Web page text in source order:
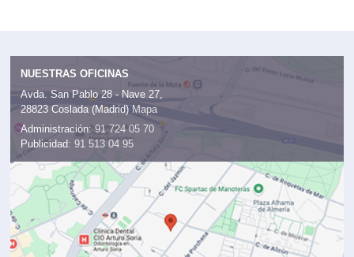
NUESTRAS OFICINAS
Avda. San Pablo 28 - Nave 27,
28823 Coslada (Madrid) Mapa
Administración: 91 724 05 70
Publicidad: 91 513 04 95